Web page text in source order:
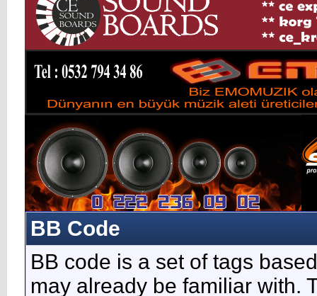
BB Code
BB code is a set of tags
may already be familiar with.